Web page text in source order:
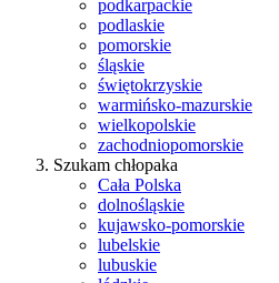
podkarpackie
podlaskie
pomorskie
śląskie
świętokrzyskie
warmińsko-mazurskie
wielkopolskie
zachodniopomorskie
Szukam chłopaka
Cała Polska
dolnośląskie
kujawsko-pomorskie
lubelskie
lubuskie